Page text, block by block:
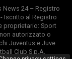
News 24 – Registro
Iscritto al Registro
proprietario: Sport
non autorizzato o
Juventus e Juve
Club S.p.A.